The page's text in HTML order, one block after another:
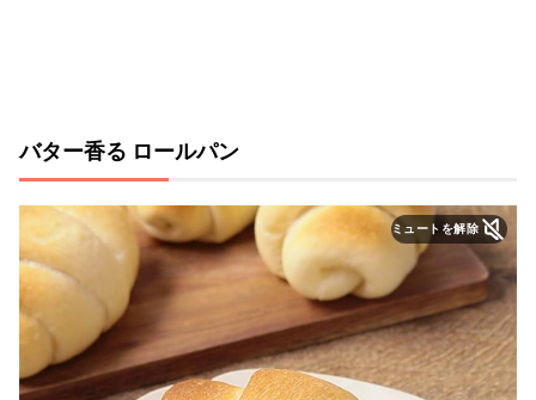
バター香る ロールパン
ミュートを解除